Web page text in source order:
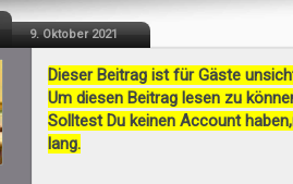
9. Oktober 2021
Dieser Beitrag ist für Gäste
Um diesen Beitrag lesen zu
Solltest Du keinen Account haben,
lang.